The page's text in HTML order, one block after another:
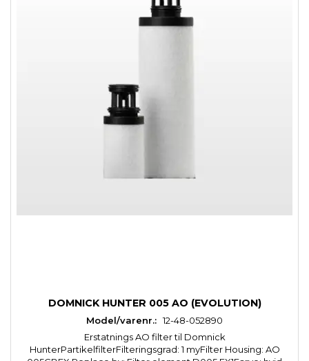
DOMNICK HUNTER 005 AO (EVOLUTION)
Model/varenr.: 12-48-052890
Erstatnings AO filter til Domnick
HunterPartikelfilterFilteringsgrad: 1 myFilter Housing: AO